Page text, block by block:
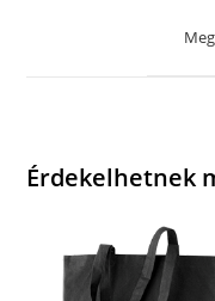
Érdekelhetnek